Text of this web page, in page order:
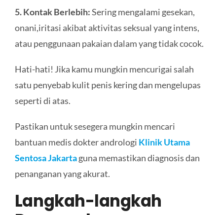
5. Kontak Berlebih:Sering mengalami gesekan,
onani,iritasi akibat aktivitas seksual yang intens,
atau penggunaan pakaian dalam yang tidak cocok.
Hati-hati! Jika kamu mungkin mencurigai salah
satu penyebab kulit penis kering dan mengelupas
seperti di atas.
Pastikan untuk sesegera mungkin mencari
bantuan medis dokter andrologi Klinik Utama
Sentosa Jakartaguna memastikan diagnosis dan
penanganan yang akurat.
Langkah-langkah